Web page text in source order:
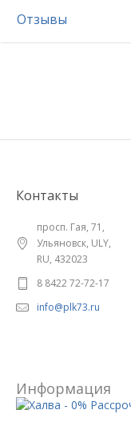
Отзывы
Контакты
просп. Гая, 71,
Ульяновск, ULY,
RU, 432023
8 8422 72-72-17
info@plk73.ru
Информация